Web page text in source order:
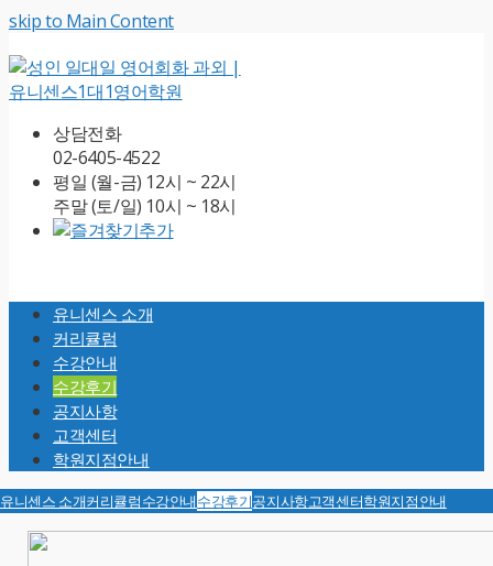
skip to Main Content
상담전화
02-6405-4522
평일 (월-금) 12시 ~ 22시
주말 (토/일) 10시 ~ 18시
Menu유니센스 소개
커리큘럼
수강안내
수강후기
공지사항
고객센터
학원지점안내
유니센스 소개커리큘럼수강안내수강후기공지사항고객센터학원지점안내